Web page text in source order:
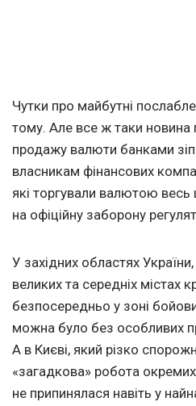
Чутки про майбутні
тому. Але все ж таки новина
продажу валюти банками
власникам фінансових
які торгували валютою
на офіційну заборону
У західних областях
великих та середніх містах
безпосередньо у зоні
можна було без особливих
А в Києві, який різко
«загадкова» робота
не припинялася навіть у